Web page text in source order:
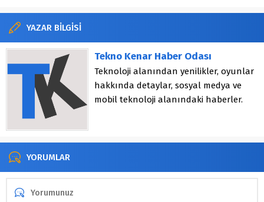
YAZAR BİLGİSİ
Tekno Kenar Haber Odası
Teknoloji alanından yenilikler, oyunlar
hakkında detaylar, sosyal medya ve
mobil teknoloji alanındaki haberler.
YORUMLAR